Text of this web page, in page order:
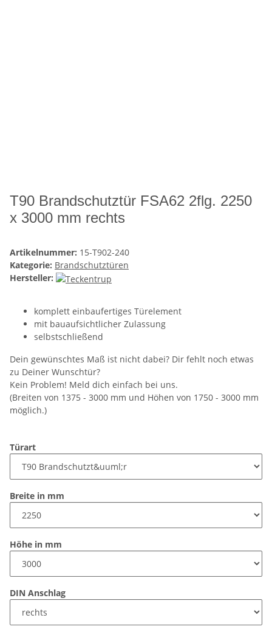
T90 Brandschutztür FSA62 2flg. 2250
x 3000 mm rechts
Artikelnummer: 15-T902-240
Kategorie: Brandschutztüren
Hersteller:
komplett einbaufertiges Türelement
mit bauaufsichtlicher Zulassung
selbstschließend
Dein gewünschtes Maß ist nicht dabei? Dir fehlt noch etwas
zu Deiner Wunschtür?
Kein Problem! Meld dich einfach bei uns.
(Breiten von 1375 - 3000 mm und Höhen von 1750 - 3000 mm
möglich.)
Türart
Breite in mm
Höhe in mm
DIN Anschlag